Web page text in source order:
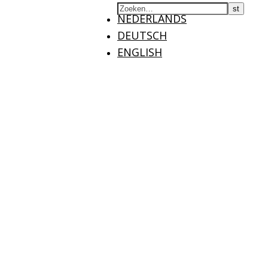
NEDERLANDS
DEUTSCH
ENGLISH